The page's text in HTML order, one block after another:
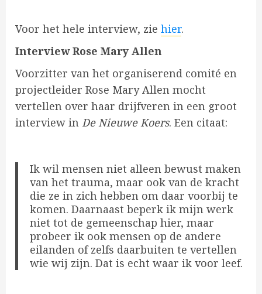
Voor het hele interview, zie hier.
Interview Rose Mary Allen
Voorzitter van het organiserend comité en
projectleider Rose Mary Allen mocht
vertellen over haar drijfveren in een groot
interview in De Nieuwe Koers. Een citaat:
Ik wil mensen niet alleen bewust maken
van het trauma, maar ook van de kracht
die ze in zich hebben om daar voorbij te
komen. Daarnaast beperk ik mijn werk
niet tot de gemeenschap hier, maar
probeer ik ook mensen op de andere
eilanden of zelfs daarbuiten te vertellen
wie wij zijn. Dat is echt waar ik voor leef.